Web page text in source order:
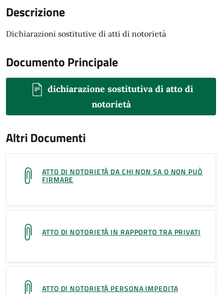
Descrizione
Dichiarazioni sostitutive di atti di notorietà
Documento Principale
dichiarazione sostitutiva di atto di
notorietà
Altri Documenti
ATTO DI NOTORIETÀ DA CHI NON SA O NON PUÒ
FIRMARE
ATTO DI NOTORIETÀ IN RAPPORTO TRA PRIVATI
ATTO DI NOTORIETÀ PERSONA IMPEDITA